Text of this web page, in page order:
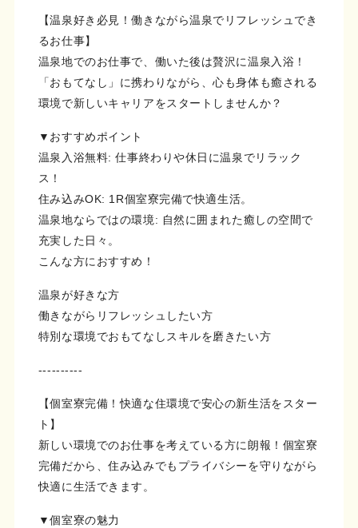
【温泉好き必見！働きながら温泉でリフレッシュでき
るお仕事】
温泉地でのお仕事で、働いた後は贅沢に温泉入浴！
「おもてなし」に携わりながら、心も身体も癒される
環境で新しいキャリアをスタートしませんか？
▼おすすめポイント
温泉入浴無料: 仕事終わりや休日に温泉でリラック
ス！
住み込みOK: 1R個室寮完備で快適生活。
温泉地ならではの環境: 自然に囲まれた癒しの空間で
充実した日々。
こんな方におすすめ！
温泉が好きな方
働きながらリフレッシュしたい方
特別な環境でおもてなしスキルを磨きたい方
----------
【個室寮完備！快適な住環境で安心の新生活をスター
ト】
新しい環境でのお仕事を考えている方に朗報！個室寮
完備だから、住み込みでもプライバシーを守りながら
快適に生活できます。
▼個室寮の魅力